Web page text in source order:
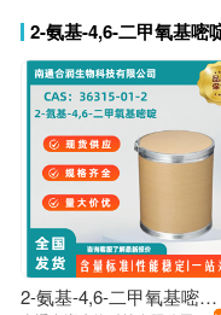
2-氨基-4,6-二甲氧基嘧
2-氨基-4,6-二甲氧基嘧啶，36315-01-2，2-Amino-4,6-dimethoxypyrimidine